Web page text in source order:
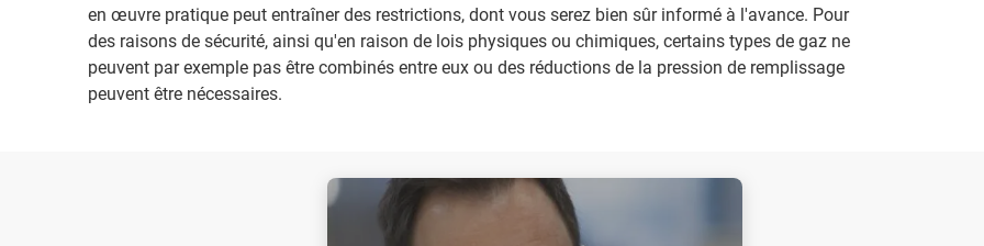
en œuvre pratique peut entraîner des restrictions, dont vous serez bien sûr informé à l'avance. Pour
des raisons de sécurité, ainsi qu'en raison de lois physiques ou chimiques, certains types de gaz ne
peuvent par exemple pas être combinés entre eux ou des réductions de la pression de remplissage
peuvent être nécessaires.